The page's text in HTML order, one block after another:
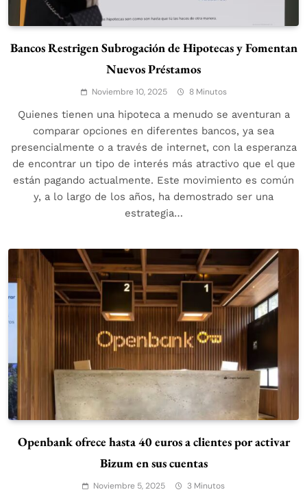
Bancos Restrigen Subrogación de Hipotecas y Fomentan
Nuevos Préstamos
Noviembre 10, 2025 8 Minutos
Quienes tienen una hipoteca a menudo se aventuran a
comparar opciones en diferentes bancos, ya sea
presencialmente o a través de internet, con la esperanza
de encontrar un tipo de interés más atractivo que el que
están pagando actualmente. Este movimiento es común
y, a lo largo de los años, ha demostrado ser una
estrategia…
Openbank ofrece hasta 40 euros a clientes por activar
Bizum en sus cuentas
Noviembre 5, 2025 3 Minutos